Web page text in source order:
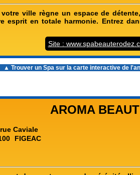
ville règne un espace de
esprit en totale harmonie. Entrez
Site :
▲ Trouver un Spa sur la carte interactive de l'
AROMA
Caviale
FIGEAC